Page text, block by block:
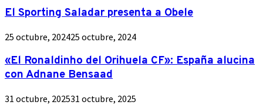
El Sporting Saladar presenta a Obele
25 octubre, 202425 octubre, 2024
«El Ronaldinho del Orihuela CF»: España alucina
con Adnane Bensaad
31 octubre, 202531 octubre, 2025